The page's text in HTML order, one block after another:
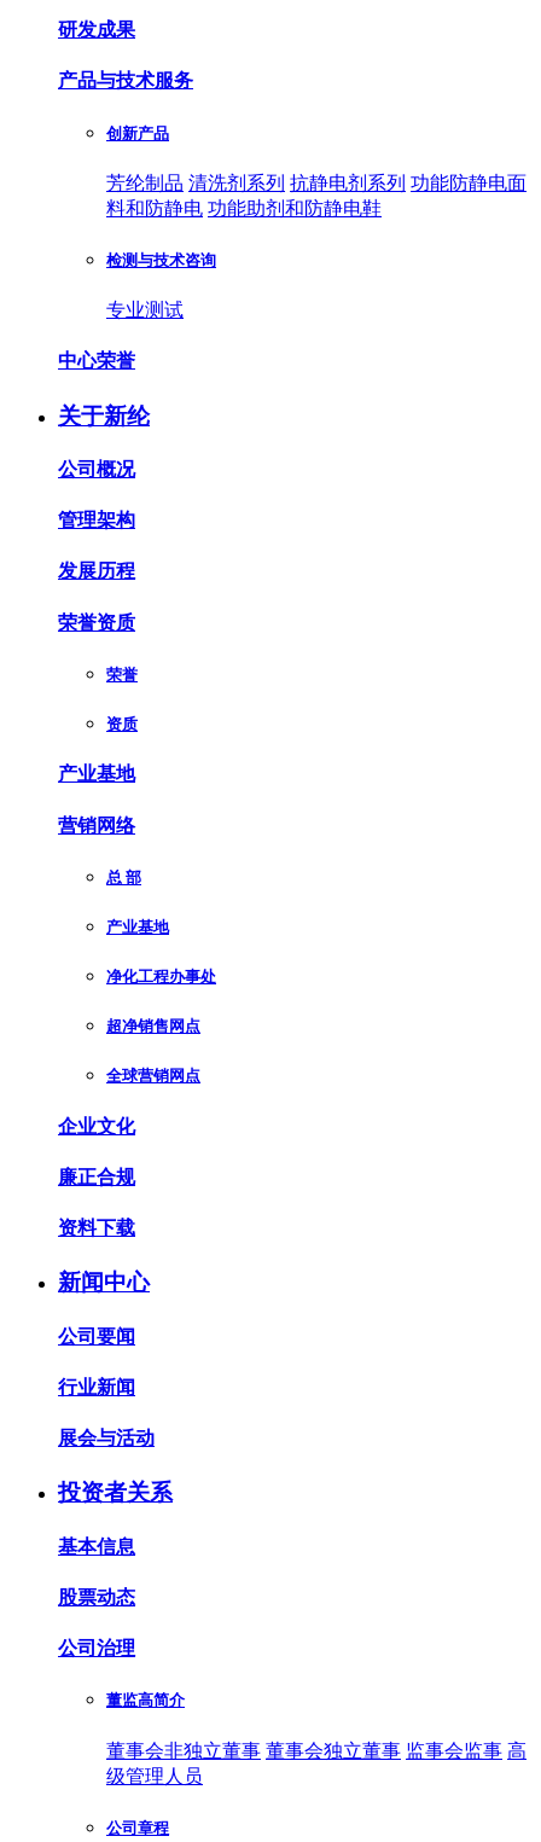
研发成果
产品与技术服务
创新产品
芳纶制品 清洗剂系列 抗静电剂系列 功能防静电面
料和防静电 功能助剂和防静电鞋
检测与技术咨询
专业测试
中心荣誉
关于新纶
公司概况
管理架构
发展历程
荣誉资质
荣誉
资质
产业基地
营销网络
总 部
产业基地
净化工程办事处
超净销售网点
全球营销网点
企业文化
廉正合规
资料下载
新闻中心
公司要闻
行业新闻
展会与活动
投资者关系
基本信息
股票动态
公司治理
董监高简介
董事会非独立董事 董事会独立董事 监事会监事 高
级管理人员
公司章程